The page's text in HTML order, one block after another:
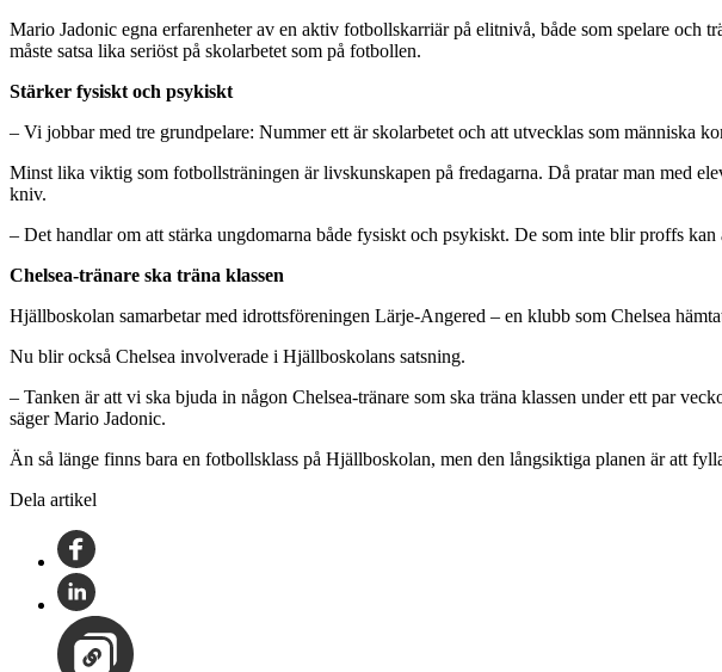
Mario Jadonic egna erfarenheter av en aktiv fotbollskarriär på elitnivå, både som spelare och
måste satsa lika seriöst på skolarbetet som på fotbollen.
Stärker fysiskt och psykiskt
– Vi jobbar med tre grundpelare: Nummer ett är skolarbetet och att utvecklas som människa
Minst lika viktig som fotbollsträningen är livskunskapen på fredagarna. Då pratar man med
kniv.
– Det handlar om att stärka ungdomarna både fysiskt och psykiskt. De som inte blir proffs
Chelsea-tränare ska träna klassen
Hjällboskolan samarbetar med idrottsföreningen Lärje-Angered – en klubb som Chelsea
Nu blir också Chelsea involverade i Hjällboskolans satsning.
– Tanken är att vi ska bjuda in någon Chelsea-tränare som ska träna klassen under ett par
säger Mario Jadonic.
Än så länge finns bara en fotbollsklass på Hjällboskolan, men den långsiktiga planen är att
Dela artikel